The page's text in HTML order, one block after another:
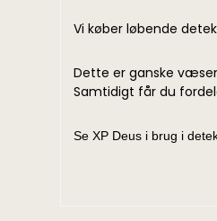
Vi køber løbende
Dette er ganske
Samtidigt får du
Se XP Deus i brug i